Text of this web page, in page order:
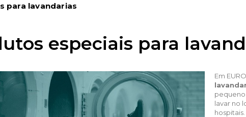
para lavandarias
especiais para
Em
pequeno
lavar no
hospitais.